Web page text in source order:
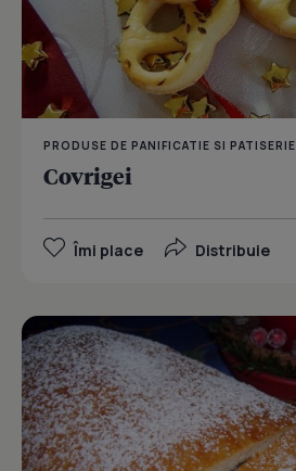
PRODUSE DE PANIFICATIE SI PATISERIE
Covrigei
Îmi place Distribuie